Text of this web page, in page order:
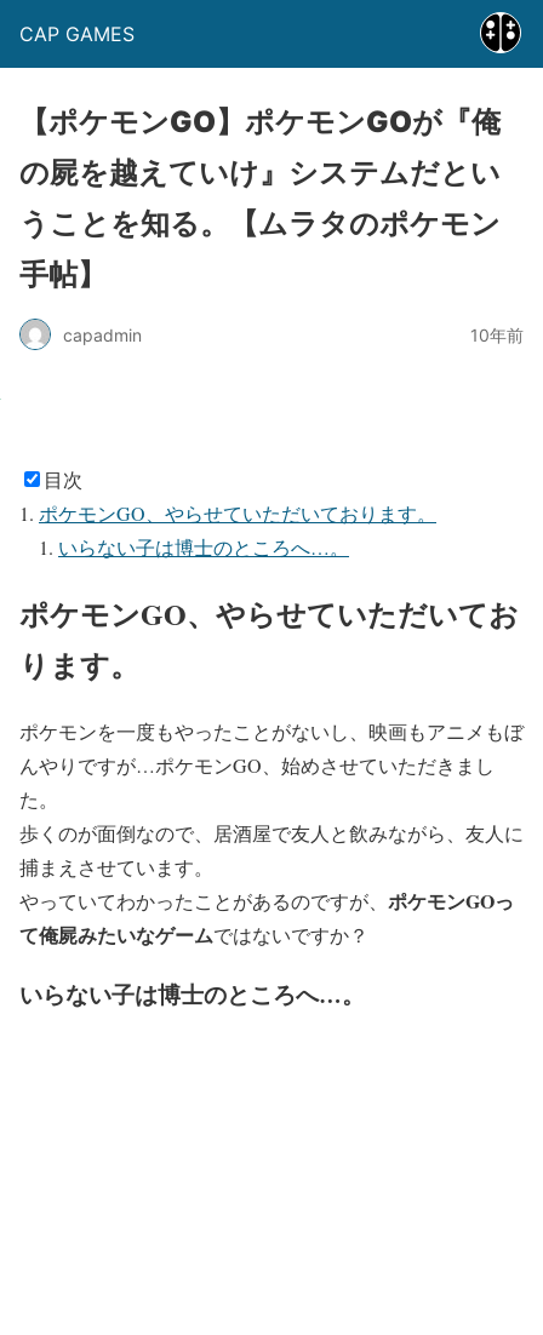
CAP GAMES
【ポケモンGO】ポケモンGOが『俺
の屍を越えていけ』システムだとい
うことを知る。【ムラタのポケモン
手帖】
capadmin 10年前
目次
ポケモンGO、やらせていただいております。
いらない子は博士のところへ…。
ポケモンGO、やらせていただいてお
ります。
ポケモンを一度もやったことがないし、映画もアニメもぼ
んやりですが…ポケモンGO、始めさせていただきまし
た。
歩くのが面倒なので、居酒屋で友人と飲みながら、友人に
捕まえさせています。
やっていてわかったことがあるのですが、 ポケモンGOっ
て俺屍みたいなゲームではないですか？
いらない子は博士のところへ…。